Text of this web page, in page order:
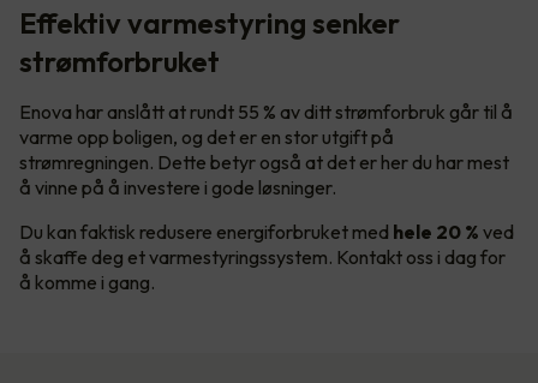
Effektiv varmestyring senker
strømforbruket
Enova har anslått at rundt 55 % av ditt strømforbruk går til å
varme opp boligen, og det er en stor utgift på
strømregningen. Dette betyr også at det er her du har mest
å vinne på å investere i gode løsninger.
Du kan faktisk redusere energiforbruket med hele 20 % ved
å skaffe deg et varmestyringssystem. Kontakt oss i dag for
å komme i gang.